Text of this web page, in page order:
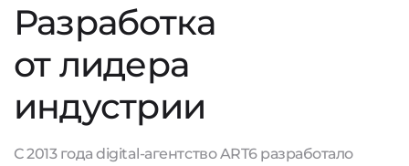
Разработка
от лидера
индустрии
С 2013 года digital-агентство ART6 разработало